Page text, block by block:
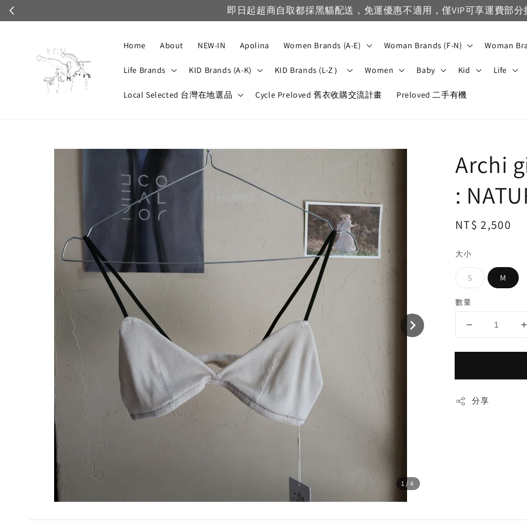
起超商自取都採黑貓配送，免運優惠不適用，僅VIP可享運費部分折扣
Home About NEW-IN Apolina Women Brands (A-E) Woman Brands (F-N) Woman
Life Brands KID Brands (A-K) KID Brands (L-Z） Women Baby Kid Life
Local Selected 台灣在地選品 Cycle Preloved 舊衣收購交流計畫 Preloved 二手有機
1/4
Archi
:
Regular
NT$ 2,500
大小
S M
數量
分享